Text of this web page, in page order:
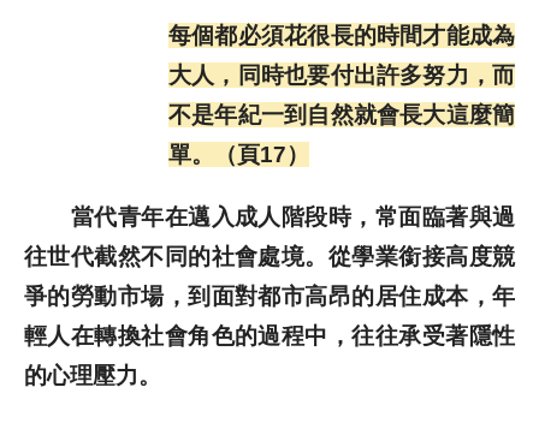
特別企劃
人物專訪
好書推薦
各期季刊
歷史文獻
每個都必須花很長的時間才能成為
大人，同時也要付出許多努力，而
不是年紀一到自然就會長大這麼簡
單。（頁17）
當代青年在邁入成人階段時，常面臨著與過
往世代截然不同的社會處境。從學業銜接高度競
爭的勞動市場，到面對都市高昂的居住成本，年
輕人在轉換社會角色的過程中，往往承受著隱性
的心理壓力。